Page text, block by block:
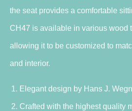
the seat provides a comfortable
CH47 is available in various wood
allowing it to be customized to
and interior.
Elegant design by Hans J.
Crafted with the highest quality